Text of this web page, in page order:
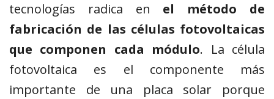
tecnologías radica en el método de
fabricación de las células fotovoltaicas
que componen cada módulo. La célula
fotovoltaica es el componente más
importante de una placa solar porque